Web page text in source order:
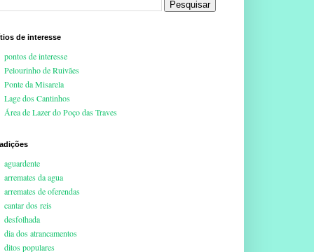
de interesse
pontos de interesse
Pelourinho de Ruivães
Ponte da Misarela
Lage dos Cantinhos
Área de Lazer do Poço das Traves
aguardente
arremates da agua
arremates de oferendas
cantar dos reis
desfolhada
dia dos atrancamentos
ditos populares